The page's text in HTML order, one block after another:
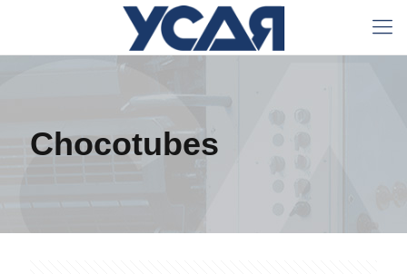
Chocotubes